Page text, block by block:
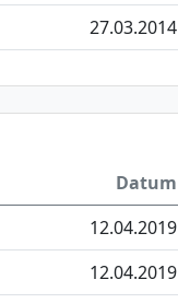
27.03.2014
Datum
12.04.2019
12.04.2019